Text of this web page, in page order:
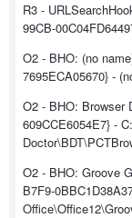
R3 -
99CB-
O2 - BHO: (no
7695ECA05670} -
O2 - BHO: Browser
609CCE6054E7} -
O2 - BHO: Groove
B7F9-